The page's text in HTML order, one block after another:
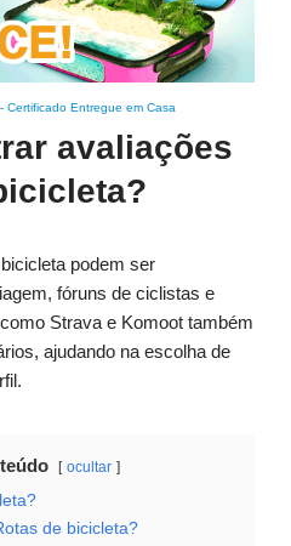
- Certificado Entregue em Casa
avaliações
podem ser
fóruns de ciclistas e
Strava e Komoot também
ajudando na escolha de
ocultar
de bicicleta?